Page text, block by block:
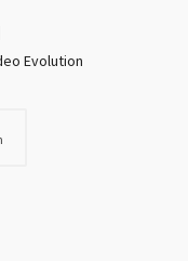
Evolution